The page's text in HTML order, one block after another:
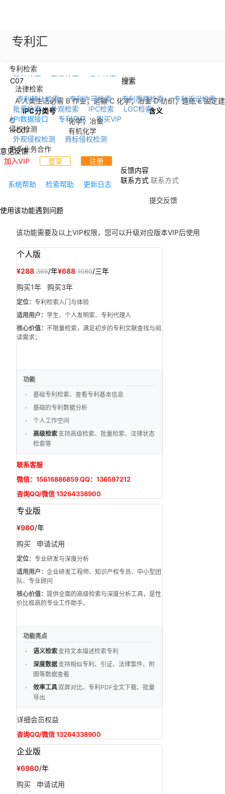
专利汇
专利检索
简单检索
高级检索
语义检索
法律检索
专利转让检索
专利许可检索 专利质押检索
专利诉讼检索
批量检索
外观检索 IPC检索
LOC检索
API数据接口
专利交易
购买VIP
侵权检测
外观侵权检测
商标侵权检测
更多业务合作
加入VIP
登录 注册
系统帮助 检索帮助 更新日志
搜索
A 人类生活必需 B 作业；运输C 化学；冶金D 纺织；造纸E 固定
IPC分类号
含义
C
化学；冶金
--C07 有机化学
意见反馈
反馈内容
联系方式
提交反馈
使用该功能遇到问题
该功能需要及以上VIP权限，您可以升级对应版本VIP后使用
个人版
¥288 365/年¥688 1080/三年
购买1年
购买3年
定位： 专利检索入门与体验
适用用户： 学生、个人发明家、专利代理人
核心价值： 不限量检索，满足初步的专利文献查找与阅
读需求；
功能
基础专利检索、查看专利基本信息
基础的专利数据分析
个人工作空间
高级检索 支持高级检索、批量检索、法律状态
检索等
联系客服
微信：15616886859 QQ：136597212
咨询QQ/微信 13264338900
专业版
¥980/年
购买
申请试用
定位： 专业研发与深度分析
适用用户： 企业研发工程师、知识产权专员、中小型团
队、专业顾问
核心价值： 提供全面的高级检索与深度分析工具，是性
价比极高的专业工作助手。
功能亮点
语义检索 支持文本描述检索专利
深度数据 支持相似专利、引证、法律案件、附
图等数据查看
效率工具双屏对比、专利PDF全文下载、批量
导出
详细会员权益
咨询QQ/微信 13264338900
企业版
¥6980/年
购买
申请试用